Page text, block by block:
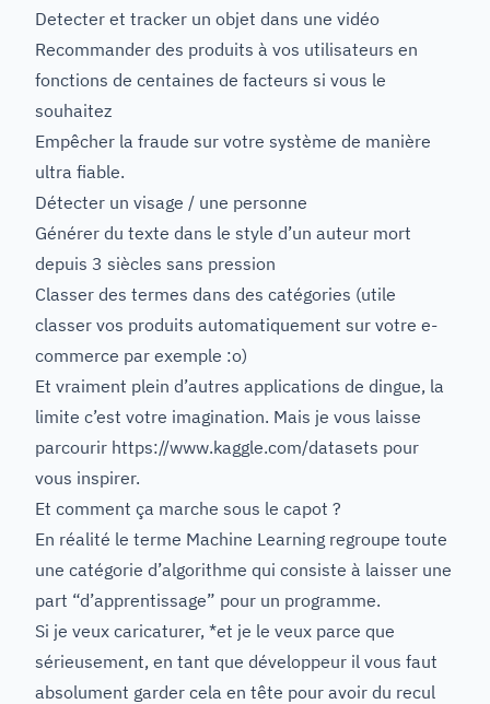
Detecter et tracker un objet dans une vidéo
Recommander des produits à vos utilisateurs en
fonctions de centaines de facteurs si vous le
souhaitez
Empêcher la fraude sur votre système de manière
ultra fiable.
Détecter un visage / une personne
Générer du texte dans le style d’un auteur mort
depuis 3 siècles sans pression
Classer des termes dans des catégories (utile
classer vos produits automatiquement sur votre e-
commerce par exemple :o)
Et vraiment plein d’autres applications de dingue, la
limite c’est votre imagination. Mais je vous laisse
parcourir https://www.kaggle.com/datasets pour
vous inspirer.
Et comment ça marche sous le capot ?
En réalité le terme Machine Learning regroupe toute
une catégorie d’algorithme qui consiste à laisser une
part “d’apprentissage” pour un programme.
Si je veux caricaturer, *et je le veux parce que
sérieusement, en tant que développeur il vous faut
absolument garder cela en tête pour avoir du recul